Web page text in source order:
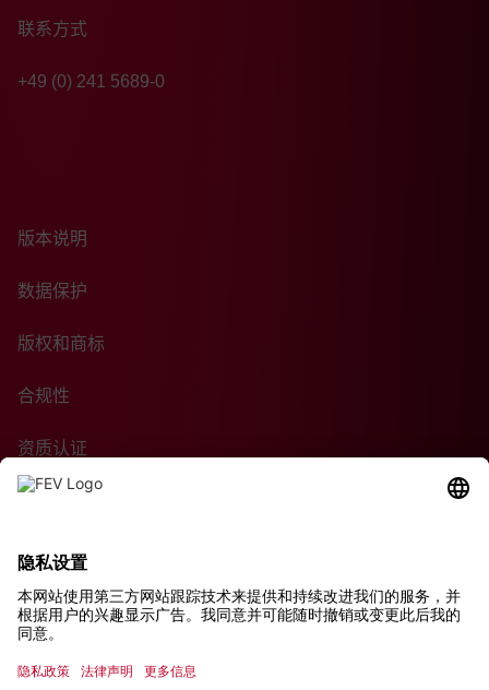
联系方式
+49 (0) 241 5689-0
版本说明
数据保护
版权和商标
合规性
资质认证
可持续性